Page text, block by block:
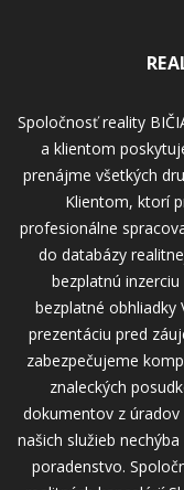
Spoločnosť reality
a klientom
prenájme všetkých
Klientom, ktorí
profesionálne
do databázy
bezplatnú
bezplatné
prezentáciu pred
zabezpečujeme
znaleckých
dokumentov z
našich služieb
poradenstvo.